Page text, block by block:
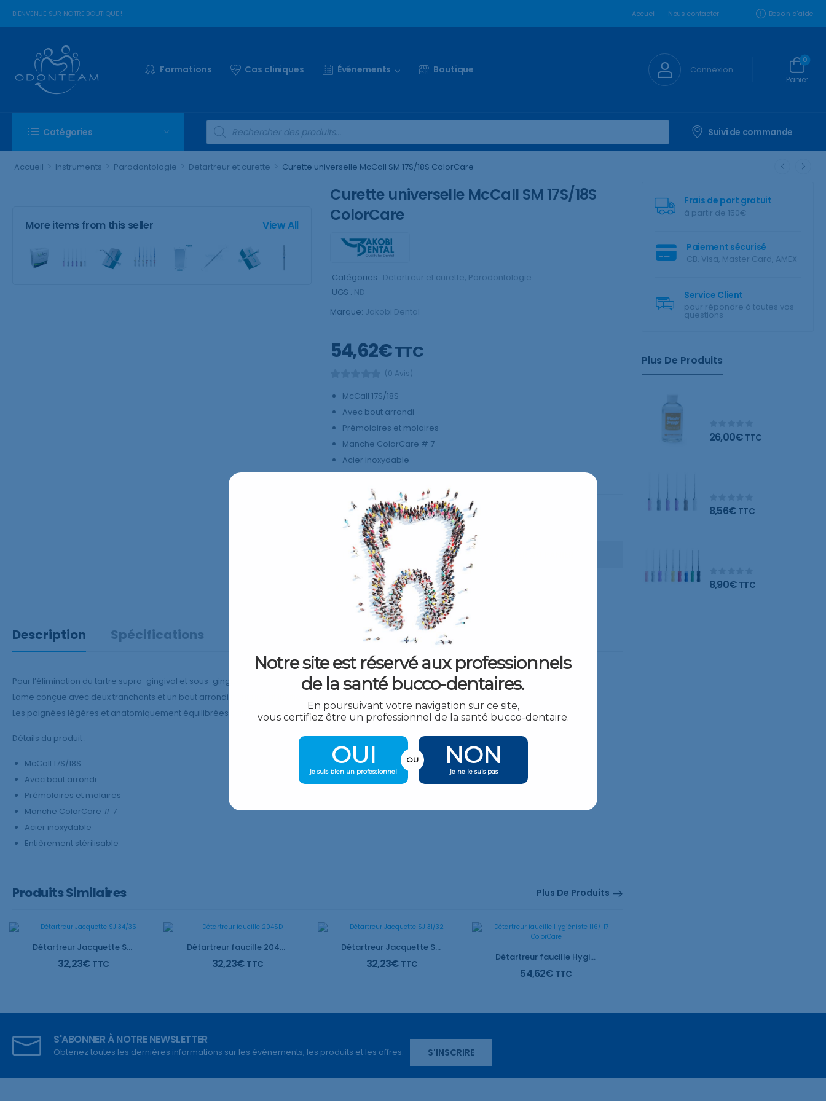
BIENVENUE SUR NOTRE BOUTIQUE ! Accueil Nous contacter Besoin d'aide
Formations Cas cliniques Événements Boutique Connexion
Panier
0
Catégories Suivi de commande
Accueil > Instruments > Parodontologie > Detartreur et curette > Curette universelle McCall SM 17S/18S ColorCare
Frais de port gratuit
à partir de 150€
Paiement sécurisé
CB, Visa, Master Card, AMEX
Service Client
pour répondre à toutes vos
questions
Plus De Produits
26,00€ TTC
8,56€ TTC
8,90€ TTC
More items from this seller View All
Curette universelle McCall SM 17S/18S
ColorCare
Catégories : Detartreur et curette, Parodontologie
UGS : ND
Marque: Jakobi Dental
54,62€TTC
(0 Avis)
McCall 17S/18S
Avec bout arrondi
Prémolaires et molaires
Manche ColorCare # 7
Acier inoxydable
Entièrement stérilisable
Couleur:
Description Spécifications
Pour l’élimination du tartre supra-gingival et sous-gingival.
Lame conçue avec deux tranchants et un bout arrondi pour une utilisation sur toutes les surfaces.
Les poignées légères et anatomiquement équilibrées garantissent un travail sans fatigue.
Détails du produit :
McCall 17S/18S
Avec bout arrondi
Prémolaires et molaires
Manche ColorCare # 7
Acier inoxydable
Entièrement stérilisable
Produits Similaires Plus De Produits
Détartreur Jacquette SJ 34/35
32,23€ TTC
Détartreur faucille 204SD
32,23€ TTC
Détartreur Jacquette SJ 31/32
32,23€ TTC
Détartreur faucille Hygiéniste H6/H7 ColorCare
54,62€ TTC
S'ABONNER À NOTRE NEWSLETTER
Obtenez toutes les dernières informations sur les événements, les produits et les offres. S'INSCRIRE
Notre site est réservé aux professionnels
de la santé bucco-dentaires.
En poursuivant votre navigation sur ce site,
vous certifiez être un professionnel de la santé bucco-dentaire.
OUI
je suis bien un professionnel
NON
je ne le suis pas
OU